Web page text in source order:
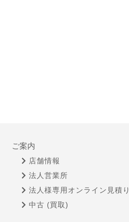
ご案内
店舗情報
法人営業所
法人様専用オンライン見積り
中古 (買取)